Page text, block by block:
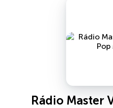
Rádio Master